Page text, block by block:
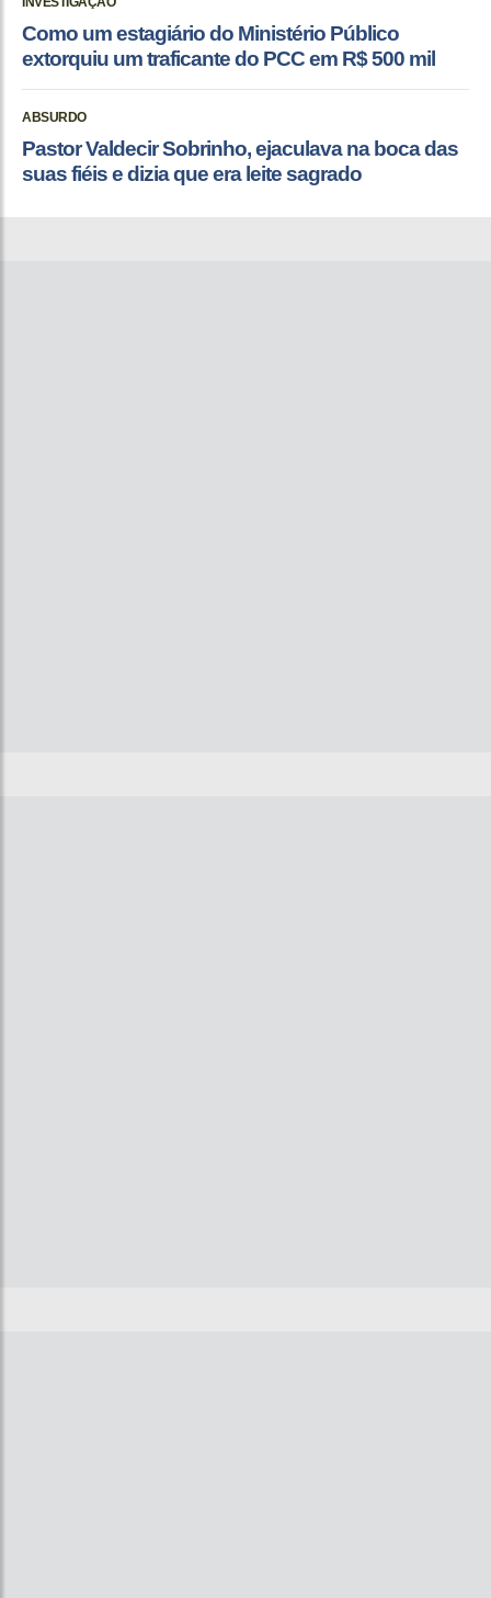
Como um estagiário do Ministério Público
extorquiu um traficante do PCC em R$ 500 mil
ABSURDO
Pastor Valdecir Sobrinho, ejaculava na boca das
suas fiéis e dizia que era leite sagrado